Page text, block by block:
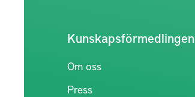
Kunskapsförmedlingen
Om oss
Press